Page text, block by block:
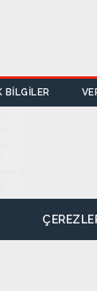
BİLGİLER